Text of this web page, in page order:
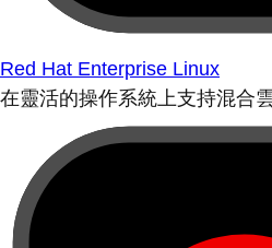
Red Hat Enterprise Linux
在靈活的操作系統上支持混合雲